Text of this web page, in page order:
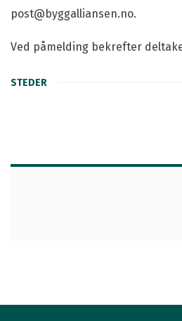
post@byggalliansen.no.
Ved påmelding bekrefter
STEDER